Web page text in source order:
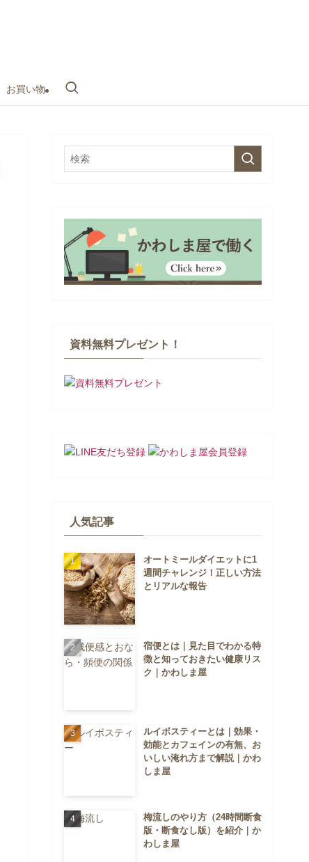
お買い物
資料無料プレゼント！
人気記事
オートミールダイエットに1
週間チャレンジ！正しい方法
とリアルな報告
宿便とは｜見た目でわかる特
徴と知っておきたい健康リス
ク｜かわしま屋
ルイボスティーとは｜効果・
効能とカフェインの有無、お
いしい淹れ方まで解説｜かわ
しま屋
梅流しのやり方（24時間断食
版・断食なし版）を紹介｜か
わしま屋